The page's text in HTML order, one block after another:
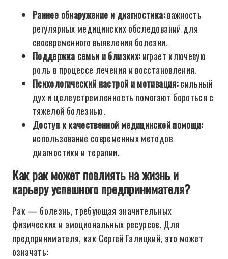
Раннее обнаружение и диагностика:важность
регулярных медицинских обследований для
своевременного выявления болезни.
Поддержка семьи и близких:играет ключевую
роль в процессе лечения и восстановления.
Психологический настрой и мотивация:сильный
дух и целеустремленность помогают бороться с
тяжелой болезнью.
Доступ к качественной медицинской помощи:
использование современных методов
диагностики и терапии.
Как рак может повлиять на жизнь и
карьеру успешного предпринимателя?
Рак — болезнь, требующая значительных
физических и эмоциональных ресурсов. Для
предпринимателя, как Сергей Галицкий, это может
означать: